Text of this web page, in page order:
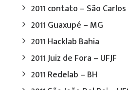
2011 contato – São Carlos
2011 Guaxupé – MG
2011 Hacklab Bahia
2011 Juiz de Fora – UFJF
2011 Redelab – BH